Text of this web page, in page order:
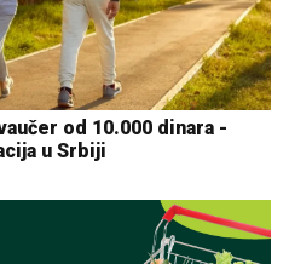
od 10.000 dinara -
u Srbiji